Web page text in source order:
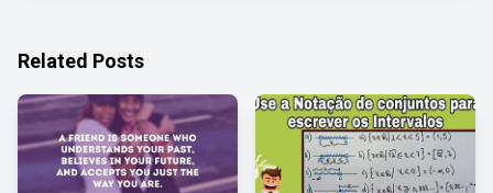
Related Posts